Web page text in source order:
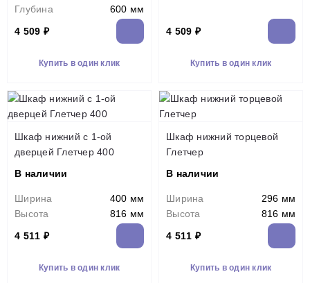
Глубина
600 мм
4 509 ₽
Купить в один клик
4 509 ₽
Купить в один клик
Шкаф нижний с 1-ой
дверцей Глетчер 400
В наличии
Ширина
400 мм
Высота
816 мм
4 511 ₽
Купить в один клик
Шкаф нижний торцевой
Глетчер
В наличии
Ширина
296 мм
Высота
816 мм
4 511 ₽
Купить в один клик